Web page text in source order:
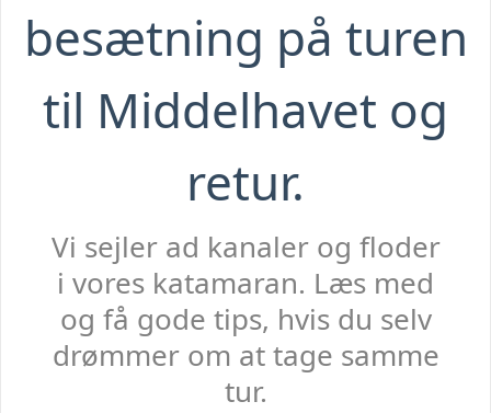
besætning på turen
til Middelhavet og
retur.
Vi sejler ad kanaler og floder
i vores katamaran. Læs med
og få gode tips, hvis du selv
drømmer om at tage samme
tur.